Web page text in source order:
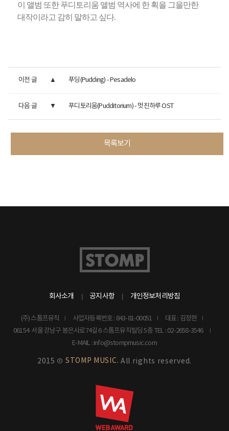
이 앨범 또한 푸디토리움 앨범 역사에 한 획을 그을만한
대작이라고 감히 말하고 싶다.
이전 글 푸딩(Pudding) - Pesadelo
다음 글 푸디토리움(Pudditorium) - 멋진하루 OST
목록보기
회사소개 공지사항 개인정보처리방침
(주) 스톰프뮤직 사업자등록번호 : 843-81-00051
대표 : 김정현
06154 서울 강남구 봉은사로74길 6 스톰프뮤직빌딩 5층 TEL : 02-2658-3546
E-MAIL : info@stompmusic.com
2015 © STOMP MUSIC. All rights reserved.